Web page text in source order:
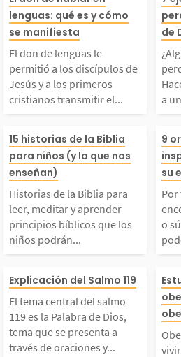
fueron
más de 40 n
a los
de Jesús y a
cristianos
el mensaje
a
naciones
lenguas: qué es y cómo
se manifiesta
El don de lenguas le
permitió a los discípulos de
Jesús y a los primeros
cristianos transmitir el...
o
e
a,
de
a
de la
leer,
que los
aplicar en
vivir. 1. La
15 historias de la Biblia
para niños (y lo que nos
enseñan)
Historias de la Biblia para
leer, meditar y aprender
principios bíblicos que los
niños podrán...
9
su
Por
o
tema central
119 es la
Explicación del Salmo 119
El tema central del salmo
119 es la Palabra de Dios,
tema que se presenta a
través de oraciones y...